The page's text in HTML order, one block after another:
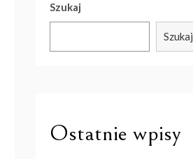
Szukaj
Szukaj
Ostatnie wpisy